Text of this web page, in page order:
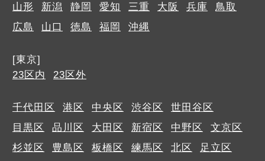
山形
新潟 静岡 愛知 三重 大阪 兵庫
鳥取
広島
山口 徳島 福岡 沖縄
[東京]
23区内
23区外
千代田区 港区 中央区 渋谷区
世田谷区
目黒区
品川区 大田区 新宿区 中野区
文京区
杉並区
豊島区 板橋区 練馬区 北区
足立区